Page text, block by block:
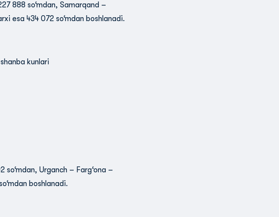
888 so‘mdan, Samarqand –
esa 434 072 so‘mdan boshlanadi.
kunlari
so‘mdan, Urganch – Farg‘ona –
boshlanadi.